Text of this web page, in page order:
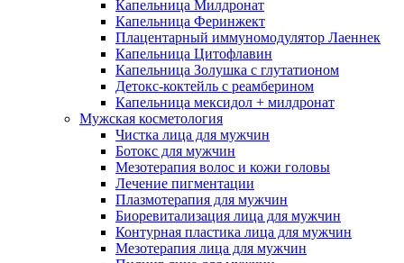
Капельница Милдронат
Капельница Феринжект
Плацентарный иммуномодулятор Лаеннек
Капельница Цитофлавин
Капельница Золушка с глутатионом
Детокс-коктейль с реамберином
Капельница мексидол + милдронат
Мужская косметология
Чистка лица для мужчин
Ботокс для мужчин
Мезотерапия волос и кожи головы
Лечение пигментации
Плазмотерапия для мужчин
Биоревитализация лица для мужчин
Контурная пластика лица для мужчин
Мезотерапия лица для мужчин